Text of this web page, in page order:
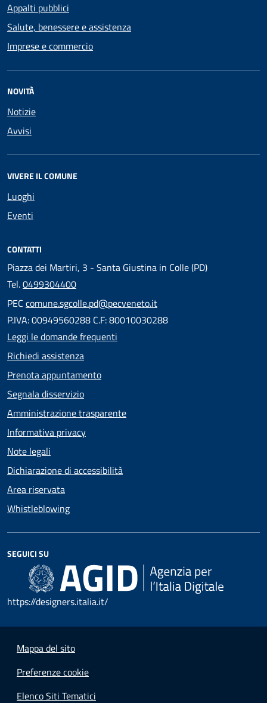
Appalti pubblici
Salute, benessere e assistenza
Imprese e commercio
NOVITÀ
Notizie
Avvisi
VIVERE IL COMUNE
Luoghi
Eventi
CONTATTI
Piazza dei Martiri, 3 - Santa Giustina in Colle (PD)
Tel.0499304400
PEC comune.sgcolle.pd@pecveneto.it
P.IVA: 00949560288 C.F: 80010030288
Leggi le domande frequenti
Richiedi assistenza
Prenota appuntamento
Segnala disservizio
Amministrazione trasparente
Informativa privacy
Note legali
Dichiarazione di accessibilità
Area riservata
Whistleblowing
SEGUICI SU
https://designers.italia.it/
Mappa del sito
Preferenze cookie
Elenco Siti Tematici